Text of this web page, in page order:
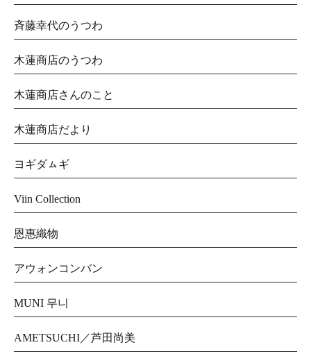
斉藤幸代のうつわ
木蓮商店のうつわ
木蓮商店さんのこと
木蓮商店だより
ヨギダㇺギ
Viin Collection
恩惠織物
アウォンコンバン
MUNI 무니
AMETSUCHI／芦田尚美